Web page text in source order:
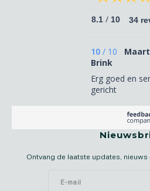
Ontvang de laatste updates,
8.1 / 10 34
10 / 10
Brink
Erg goed en
gericht